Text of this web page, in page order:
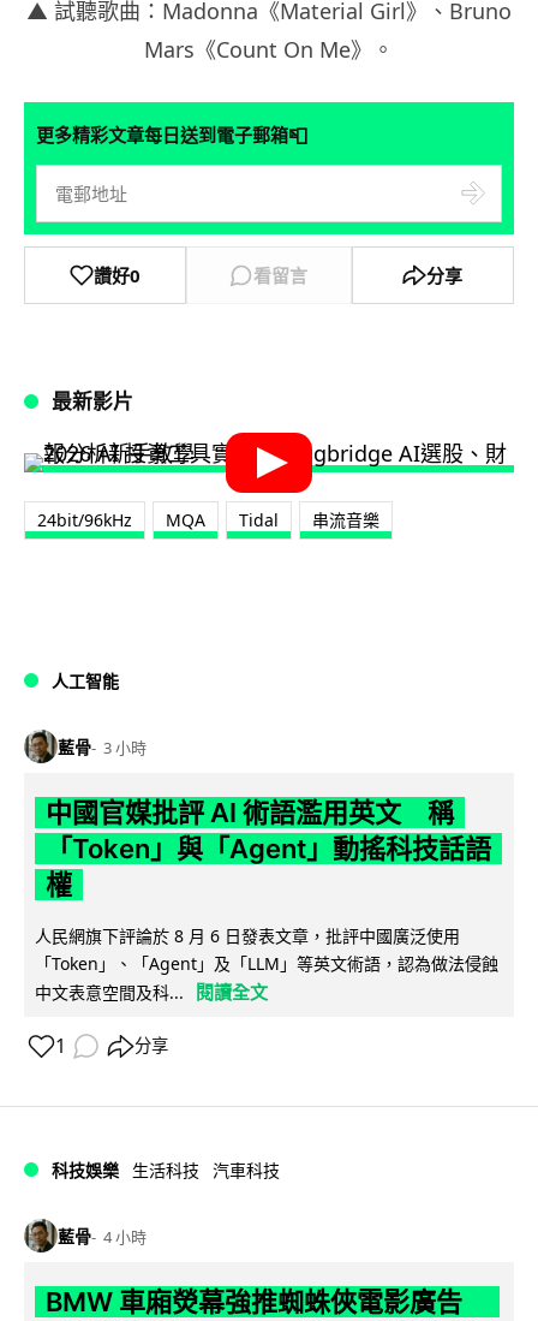
▲ 試聽歌曲：Madonna《Material Girl》、Bruno
Mars《Count On Me》。
更多精彩文章每日送到電子郵箱📮
讚好0 看留言 分享
最新影片
24bit/96kHz MQA Tidal 串流音樂
人工智能
藍骨 3 小時
中國官媒批評 AI 術語濫用英文 稱
「Token」與「Agent」動搖科技話語
權
人民網旗下評論於 8 月 6 日發表文章，批評中國廣泛使用
「Token」、「Agent」及「LLM」等英文術語，認為做法侵蝕
中文表意空間及科...
閱讀全文
1 分享
科技娛樂 生活科技 汽車科技
藍骨 4 小時
BMW 車廂熒幕強推蜘蛛俠電影廣告